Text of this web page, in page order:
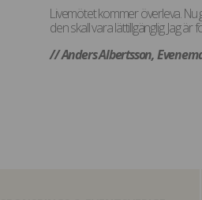
Livemötet kommer överleva.
den skall vara lättillgänglig. Jag är
// Anders Albertsson,